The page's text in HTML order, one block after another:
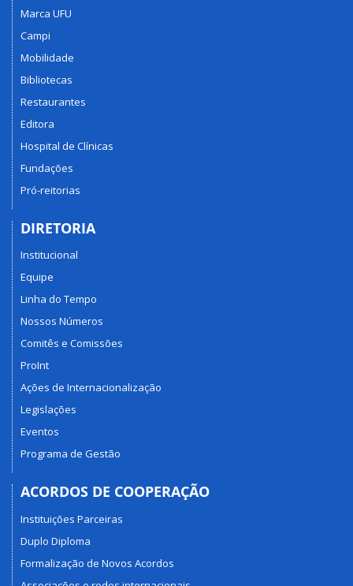
Marca UFU
Campi
Mobilidade
Bibliotecas
Restaurantes
Editora
Hospital de Clínicas
Fundações
Pró-reitorias
DIRETORIA
Institucional
Equipe
Linha do Tempo
Nossos Números
Comitês e Comissões
ProInt
Ações de Internacionalização
Legislações
Eventos
Programa de Gestão
ACORDOS DE COOPERAÇÃO
Instituições Parceiras
Duplo Diploma
Formalização de Novos Acordos